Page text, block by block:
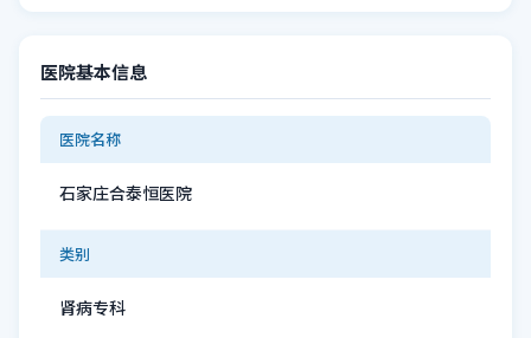
医院基本信息
医院名称
石家庄合泰恒医院
类别
肾病专科